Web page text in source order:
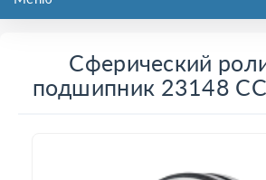
Сферический
подшипник 23148